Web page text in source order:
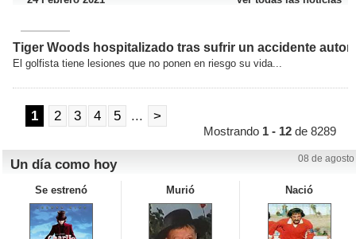
Tiger Woods hospitalizado tras sufrir un accidente
El golfista tiene lesiones que no ponen en riesgo su vida...
1 2 3 4 5 ... >
Mostrando 1 - 12 de 8289
Un día como hoy 08 de agosto
Se estrenó Murió Nació